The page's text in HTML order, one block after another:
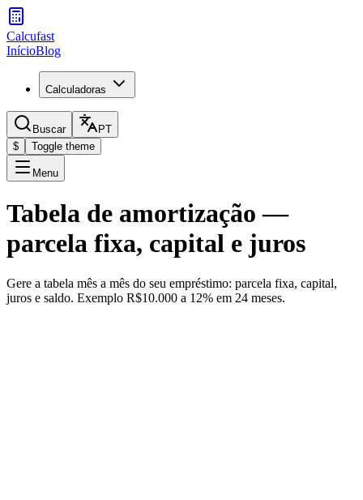
Calcufast
InícioBlog
Calculadoras
Buscar
PT
$
Toggle theme
Menu
Tabela de amortização —
parcela fixa, capital e juros
Gere a tabela mês a mês do seu empréstimo: parcela fixa, capital,
juros e saldo. Exemplo R$10.000 a 12% em 24 meses.